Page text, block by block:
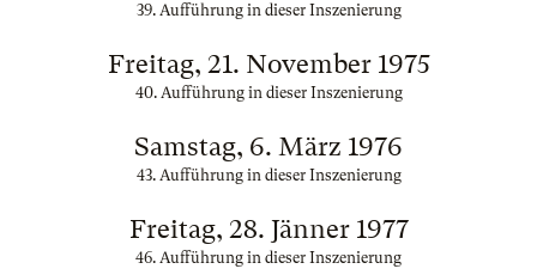
39. Aufführung in dieser Inszenierung
Freitag, 21. November 1975
40. Aufführung in dieser Inszenierung
Samstag, 6. März 1976
43. Aufführung in dieser Inszenierung
Freitag, 28. Jänner 1977
46. Aufführung in dieser Inszenierung